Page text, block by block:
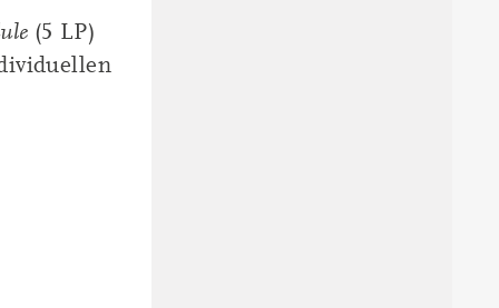
(5 LP)